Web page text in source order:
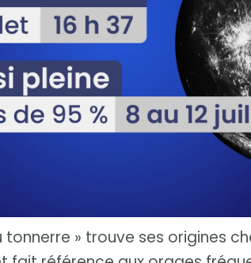
tonnerre » trouve ses origines